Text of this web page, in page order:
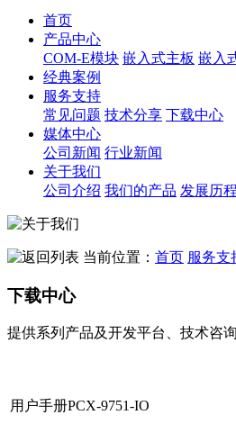
首页
产品中心
COM-E模块 嵌入式主板 嵌入
经典案例
服务支持
常见问题 技术分享 下载中心
媒体中心
公司新闻 行业新闻
关于我们
公司介绍 我们的产品 发展历程
当前位置： 首页 服务支
下载中心
提供系列产品及开发平台、技术咨
用户手册PCX-9751-IO